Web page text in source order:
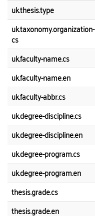
uk.thesis.type
uk.taxonomy.organization-
cs
uk.faculty-name.cs
uk.faculty-name.en
uk.faculty-abbr.cs
uk.degree-discipline.cs
uk.degree-discipline.en
uk.degree-program.cs
uk.degree-program.en
thesis.grade.cs
thesis.grade.en